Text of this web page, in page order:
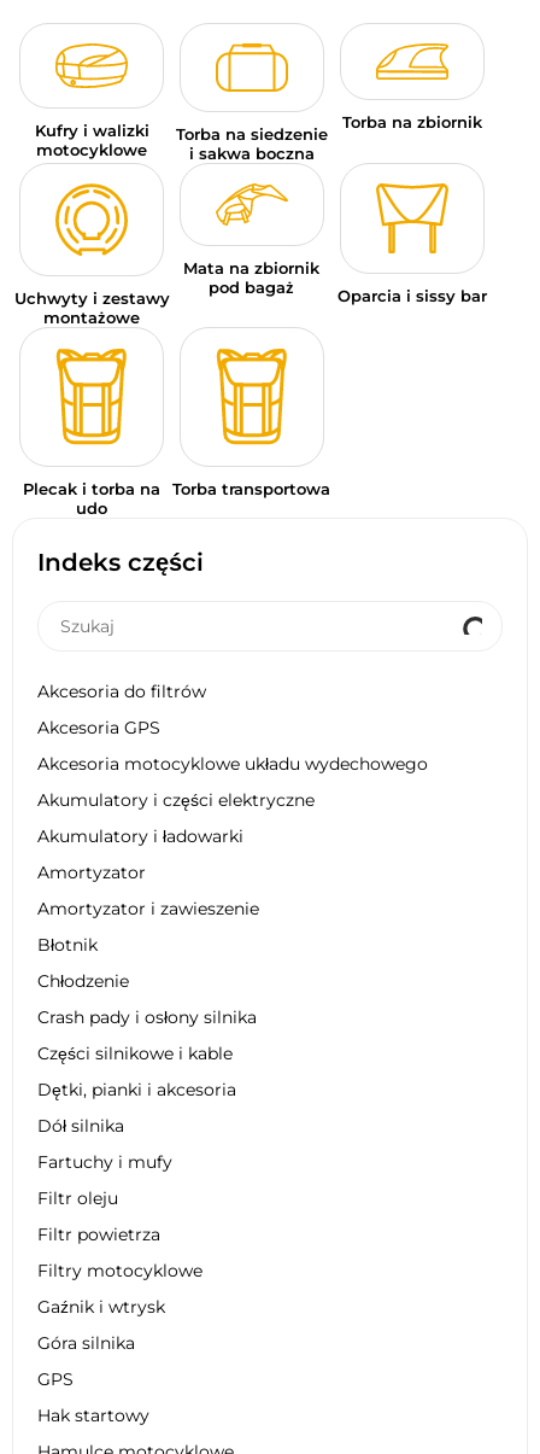
Indeks części
Akcesoria do filtrów
Akcesoria GPS
Akcesoria motocyklowe układu wydechowego
Akumulatory i części elektryczne
Akumulatory i ładowarki
Amortyzator
Amortyzator i zawieszenie
Błotnik
Chłodzenie
Crash pady i osłony silnika
Części silnikowe i kable
Dętki, pianki i akcesoria
Dół silnika
Fartuchy i mufy
Filtr oleju
Filtr powietrza
Filtry motocyklowe
Gaźnik i wtrysk
Góra silnika
GPS
Hak startowy
Kufry i walizki
motocyklowe
Torba na siedzenie
i sakwa boczna
Torba na zbiornik
Uchwyty i zestawy
montażowe
Mata na zbiornik
pod bagaż
Oparcia i sissy bar
Plecak i torba na
udo
Torba transportowa